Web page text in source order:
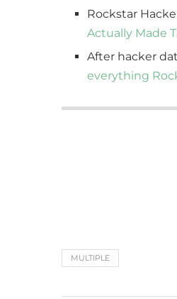
Rockstar
Actually Made
After hacker
everything
MULTIPLE